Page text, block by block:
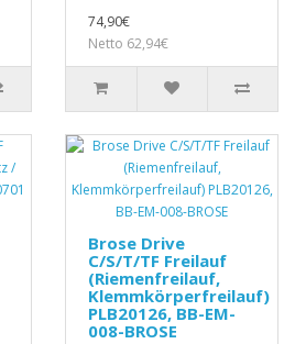
74,90€
Netto 62,94€
Brose Drive
C/S/T/TF Freilauf
(Riemenfreilauf,
Klemmkörperfreilauf)
PLB20126, BB-EM-
008-BROSE